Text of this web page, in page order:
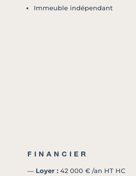
Immeuble indépendant
FINANCIER
― Loyer : 42 000 € /an HT HC